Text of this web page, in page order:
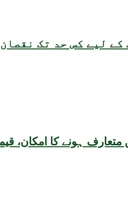
لیے کس حد تک